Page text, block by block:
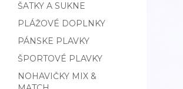
ŠATKY A SUKNE
PLÁŽOVÉ DOPLNKY
PÁNSKE PLAVKY
ŠPORTOVÉ PLAVKY
NOHAVIČKY MIX &